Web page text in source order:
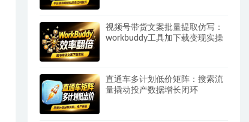
视频号带货文案批量提取仿写：
workbuddy工具加下载变现实操
直通车多计划低价矩阵：搜索流
量撬动投产数据增长闭环